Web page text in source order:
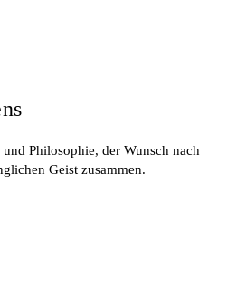
Philosophie, der Wunsch nach
Geist zusammen.